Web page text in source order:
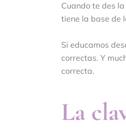
Cuando te des
tiene la base de
Si educamos
correctas. Y
correcta.
La